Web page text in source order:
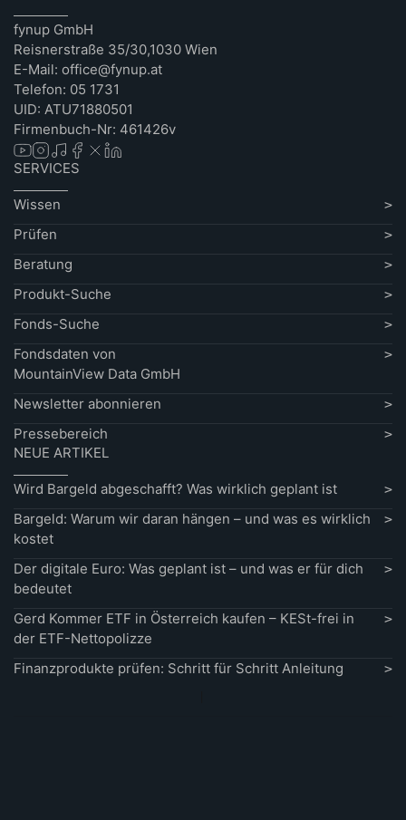
fynup GmbH
Reisnerstraße 35/30,1030 Wien
E-Mail: office@fynup.at
Telefon: 05 1731
UID: ATU71880501
Firmenbuch-Nr: 461426v
SERVICES
Wissen
Prüfen
Beratung
Produkt-Suche
Fonds-Suche
Fondsdaten von
MountainView Data GmbH
Newsletter abonnieren
Pressebereich
NEUE ARTIKEL
Wird Bargeld abgeschafft? Was wirklich geplant ist
Bargeld: Warum wir daran hängen – und was es wirklich
kostet
Der digitale Euro: Was geplant ist – und was er für dich
bedeutet
Gerd Kommer ETF in Österreich kaufen – KESt-frei in
der ETF-Nettopolizze
Finanzprodukte prüfen: Schritt für Schritt Anleitung